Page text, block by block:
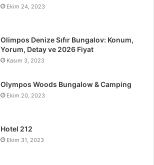
Ekim 24, 2023
Olimpos Denize Sıfır Bungalov: Konum,
Yorum, Detay ve 2026 Fiyat
Kasım 3, 2023
Olympos Woods Bungalow & Camping
Ekim 20, 2023
Hotel 212
Ekim 31, 2023